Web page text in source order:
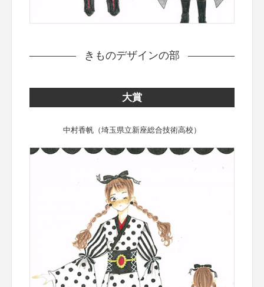
きものデザインの部
大賞
中村香帆（埼玉県立新座総合技術高校）